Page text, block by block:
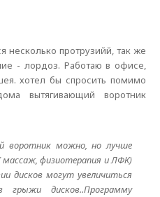
протрузийй, так же
- лордоз. Работаю в офисе,
хотел бы спросить помимо
вытягивающий воротник
воротник можно, но лучше
массаж, физиотерапия и ЛФК)
дисков могут увеличиться
грыжи дисков..Программу